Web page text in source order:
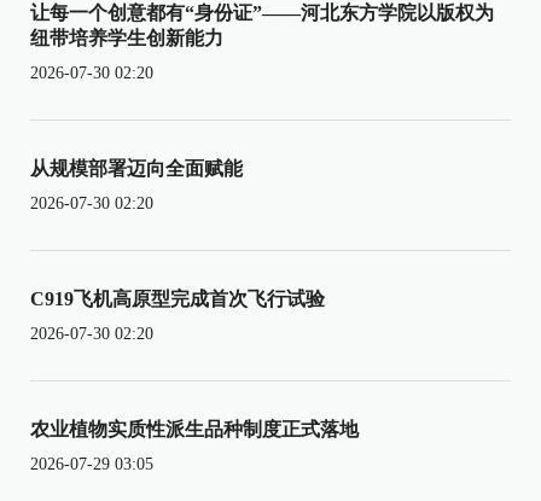
让每一个创意都有“身份证”——河北东方学院以版权为
纽带培养学生创新能力
2026-07-30 02:20
从规模部署迈向全面赋能
2026-07-30 02:20
C919飞机高原型完成首次飞行试验
2026-07-30 02:20
农业植物实质性派生品种制度正式落地
2026-07-29 03:05